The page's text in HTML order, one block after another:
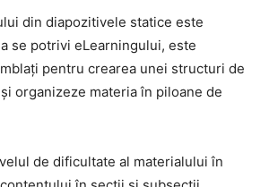
din diapozitivele statice este
se potrivi eLearningului, este
pentru crearea unei structuri de
organizeze materia în piloane de
de dificultate al materialului în